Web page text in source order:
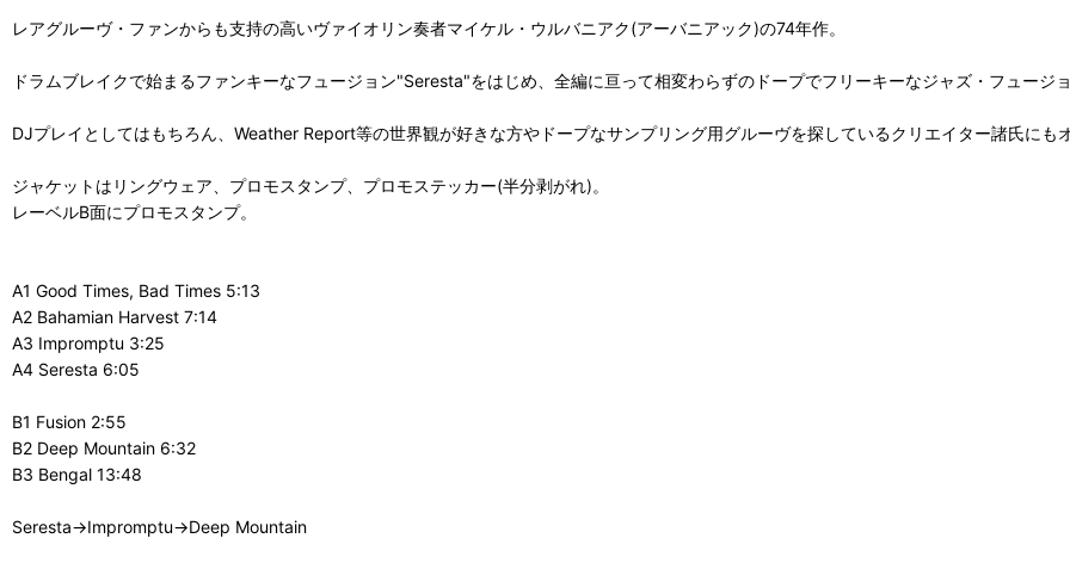
レアグルーヴ・ファンからも支持の高いヴァイオリン奏者マイケル・ウルバニアク(アーバニアック)の74年作。
ドラムブレイクで始まるファンキーなフュージョン"Seresta"をはじめ、全編に亘って相変わらずのドープでフリーキーなジャズ・フュージ
DJプレイとしてはもちろん、Weather Report等の世界観が好きな方やドープなサンプリング用グルーヴを探しているクリエイター諸氏にも
ジャケットはリングウェア、プロモスタンプ、プロモステッカー(半分剥がれ)。
レーベルB面にプロモスタンプ。
A1 Good Times, Bad Times 5:13
A2 Bahamian Harvest 7:14
A3 Impromptu 3:25
A4 Seresta 6:05
B1 Fusion 2:55
B2 Deep Mountain 6:32
B3 Bengal 13:48
Seresta→Impromptu→Deep Mountain